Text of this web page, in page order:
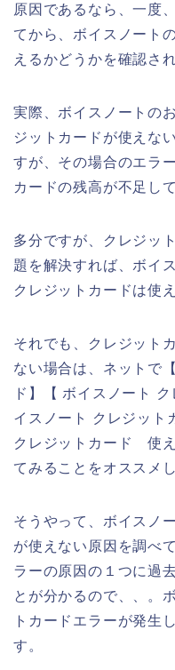
原因であるなら、一度
てから、ボイスノート
えるかどうかを確認さ
実際、ボイスノートの
ジットカードが使えな
すが、その場合のエラ
カードの残高が不足し
多分ですが、クレジッ
題を解決すれば、ボイ
クレジットカードは使
それでも、クレジット
ない場合は、ネットで
ド】【 ボイスノート
イスノート クレジッ
クレジットカード 使
てみることをオススメし
そうやって、ボイスノ
が使えない原因を調べ
ラーの原因の１つに過
とが分かるので、、。
トカードエラーが発生
す。